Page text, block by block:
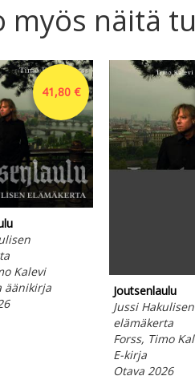
myös näitä
41,80 €
Kalevi
äänikirja
Joutsenlaulu
Jussi Hakulisen
elämäkerta
Forss, Timo
E-kirja
Otava 2026